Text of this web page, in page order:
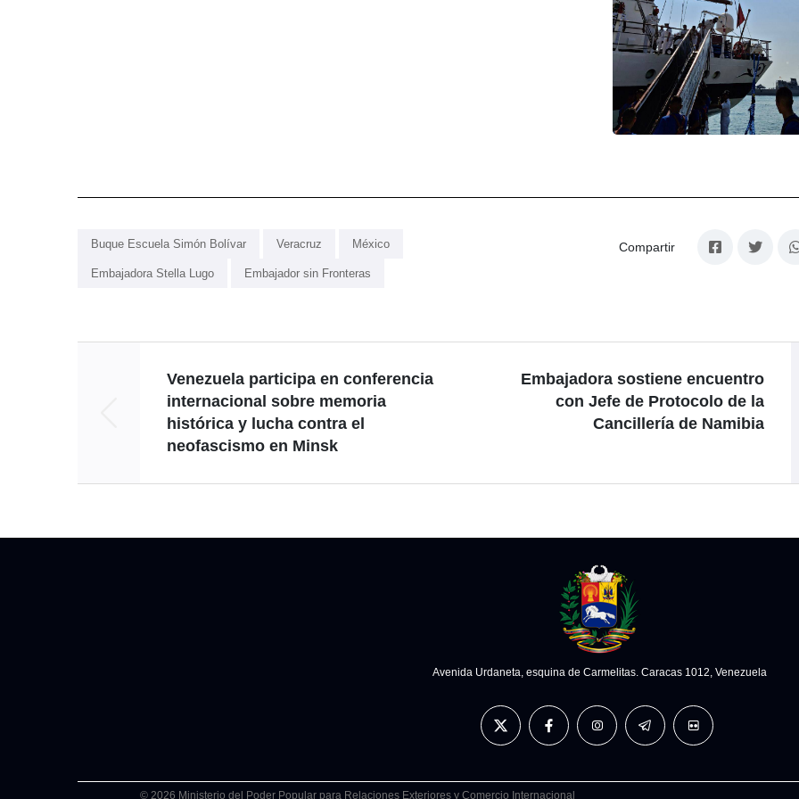
Buque Escuela Simón Bolívar Veracruz México
Embajadora Stella Lugo Embajador sin Fronteras
Compartir
Venezuela participa en conferencia
internacional sobre memoria
histórica y lucha contra el
neofascismo en Minsk
Embajadora sostiene encuentro
con Jefe de Protocolo de la
Cancillería de Namibia
Avenida Urdaneta, esquina de Carmelitas. Caracas 1012, Venezuela
© 2026 Ministerio del Poder Popular para Relaciones Exteriores y Comercio Internacional